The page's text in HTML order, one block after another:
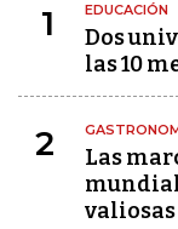
1 EDUCACIÓN
Dos
las 10
2
Las
mundial
valiosas